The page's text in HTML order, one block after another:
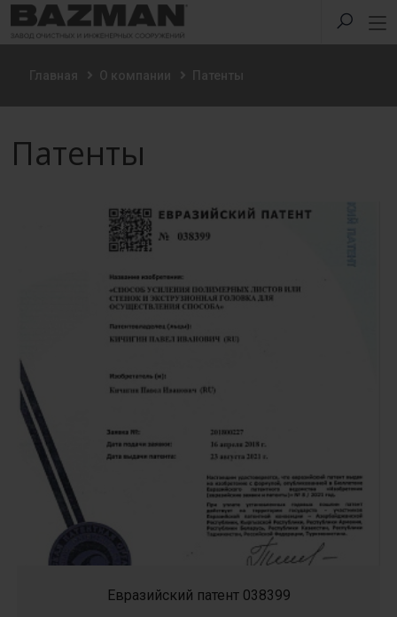
Главная О компании Патенты
Патенты
Евразийский патент 038399